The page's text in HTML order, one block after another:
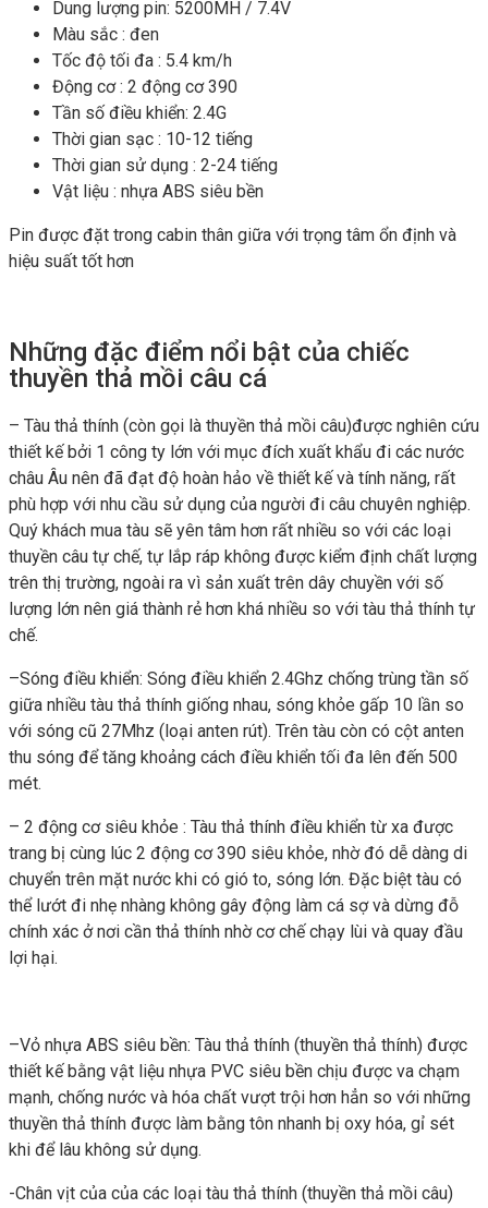
Dung lượng pin: 5200MH / 7.4V
Màu sắc : đen
Tốc độ tối đa : 5.4 km/h
Động cơ : 2 động cơ 390
Tần số điều khiển: 2.4G
Thời gian sạc : 10-12 tiếng
Thời gian sử dụng : 2-24 tiếng
Vật liệu : nhựa ABS siêu bền
Pin được đặt trong cabin thân giữa với trọng tâm ổn định và
hiệu suất tốt hơn
Những đặc điểm nổi bật của chiếc
thuyền thả mồi câu cá
– Tàu thả thính (còn gọi là thuyền thả mồi câu)được nghiên cứu
thiết kế bởi 1 công ty lớn với mục đích xuất khẩu đi các nước
châu Âu nên đã đạt độ hoàn hảo về thiết kế và tính năng, rất
phù hợp với nhu cầu sử dụng của người đi câu chuyên nghiệp.
Quý khách mua tàu sẽ yên tâm hơn rất nhiều so với các loại
thuyền câu tự chế, tự lắp ráp không được kiểm định chất lượng
trên thị trường, ngoài ra vì sản xuất trên dây chuyền với số
lượng lớn nên giá thành rẻ hơn khá nhiều so với tàu thả thính tự
chế.
–Sóng điều khiển: Sóng điều khiển 2.4Ghz chống trùng tần số
giữa nhiều tàu thả thính giống nhau, sóng khỏe gấp 10 lần so
với sóng cũ 27Mhz (loại anten rút). Trên tàu còn có cột anten
thu sóng để tăng khoảng cách điều khiển tối đa lên đến 500
mét.
– 2 động cơ siêu khỏe : Tàu thả thính điều khiển từ xa được
trang bị cùng lúc 2 động cơ 390 siêu khỏe, nhờ đó dễ dàng di
chuyển trên mặt nước khi có gió to, sóng lớn. Đặc biệt tàu có
thể lướt đi nhẹ nhàng không gây động làm cá sợ và dừng đỗ
chính xác ở nơi cần thả thính nhờ cơ chế chạy lùi và quay đầu
lợi hại.
–Vỏ nhựa ABS siêu bền: Tàu thả thính (thuyền thả thính) được
thiết kế bằng vật liệu nhựa PVC siêu bền chịu được va chạm
mạnh, chống nước và hóa chất vượt trội hơn hẳn so với những
thuyền thả thính được làm bằng tôn nhanh bị oxy hóa, gỉ sét
khi để lâu không sử dụng.
-Chân vịt của của các loại tàu thả thính (thuyền thả mồi câu)